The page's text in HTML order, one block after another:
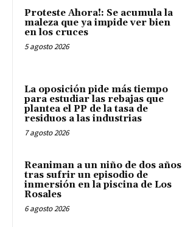
Proteste Ahora!: Se acumula la
maleza que ya impide ver bien
en los cruces
5 agosto 2026
La oposición pide más tiempo
para estudiar las rebajas que
plantea el PP de la tasa de
residuos a las industrias
7 agosto 2026
Reaniman a un niño de dos años
tras sufrir un episodio de
inmersión en la piscina de Los
Rosales
6 agosto 2026